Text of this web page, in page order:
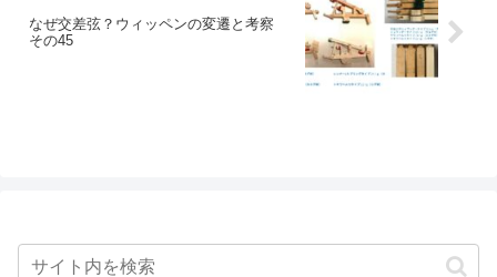
なぜ交差弦？ウィッペンの変遷と考察
その45